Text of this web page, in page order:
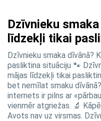
Dzīvnieku
līdzekļi tikai
Dzīvnieku smaka dīvānā?
pasliktina situāciju 🐾
mājas līdzekļi tikai
bet nemīlat smaku
internets ir pilns ar
vienmēr atgriežas. 🔬
Avots nav uz virsmas.